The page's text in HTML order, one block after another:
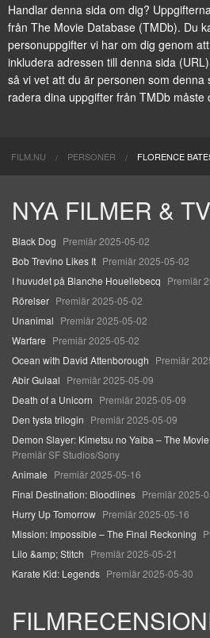
Handlar denna sida om dig?
från The Movie Database (TMDb). Du
personuppgifter vi har om dig genom att
inkludera adressen till denna sida
så vi vet att du är personen som
radera dina uppgifter från TMDb måste
FILM.NU PERSONER FLORENCE
NYA FILMER &
Black Dog Premiär 2025-05-02
Bob Trevino Likes It Premiär 2025-05-02
I huvudet på Blanche Houellebecq Premiär
Rörelser Premiär 2025-05-02
Unanimal Premiär 2025-05-02
Warfare Premiär 2025-05-02
Ocean with David Attenborough Premiär
Abir Gulaal Premiär 2025-05-09
Death of a Unicorn Premiär 2025-05-09
Den tysta trilogin Premiär 2025-05-09
Demon Slayer: Kimetsu no Yaiba – The
Premiär SF Studios/Sony
Animale Premiär 2025-05-16
Final Destination: Bloodlines Premiär 2025-
Hurry Up Tomorrow Premiär 2025-05-16
Mission: Impossible – The Final Reckoning
Lilo &amp; Stitch Premiär 2025-05-21
Karate Kid: Legends Premiär 2025-05-30